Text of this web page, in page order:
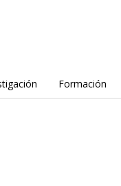
Formación